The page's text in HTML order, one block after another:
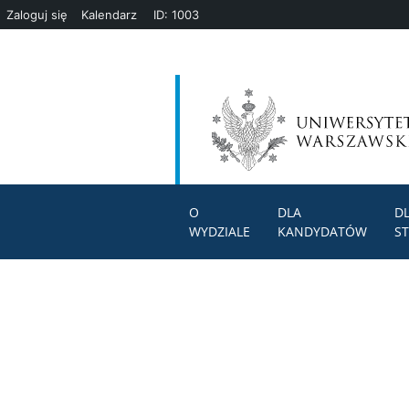
O
WYDZIALE
DLA
KANDYDATÓW
Zaloguj się Kalendarz
ID: 1003